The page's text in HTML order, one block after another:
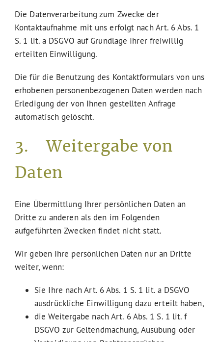
Die Datenverarbeitung zum Zwecke der
Kontaktaufnahme mit uns erfolgt nach Art. 6 Abs. 1
S. 1 lit. a DSGVO auf Grundlage Ihrer freiwillig
erteilten Einwilligung.
Die für die Benutzung des Kontaktformulars von uns
erhobenen personenbezogenen Daten werden nach
Erledigung der von Ihnen gestellten Anfrage
automatisch gelöscht.
3. Weitergabe von
Daten
Eine Übermittlung Ihrer persönlichen Daten an
Dritte zu anderen als den im Folgenden
aufgeführten Zwecken findet nicht statt.
Wir geben Ihre persönlichen Daten nur an Dritte
weiter, wenn:
Sie Ihre nach Art. 6 Abs. 1 S. 1 lit. a DSGVO
ausdrückliche Einwilligung dazu erteilt haben,
die Weitergabe nach Art. 6 Abs. 1 S. 1 lit. f
DSGVO zur Geltendmachung, Ausübung oder